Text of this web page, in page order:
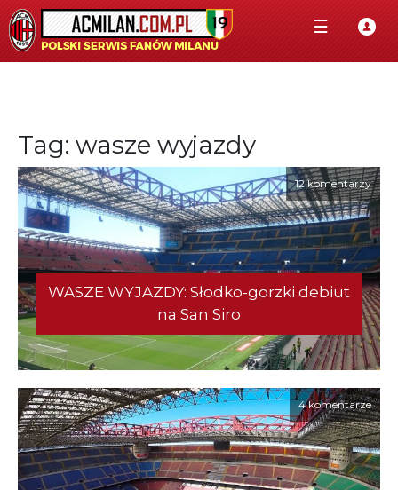
☰
Tag: wasze wyjazdy
12 komentarzy
WASZE WYJAZDY: Słodko-gorzki debiut
na San Siro
4 komentarze